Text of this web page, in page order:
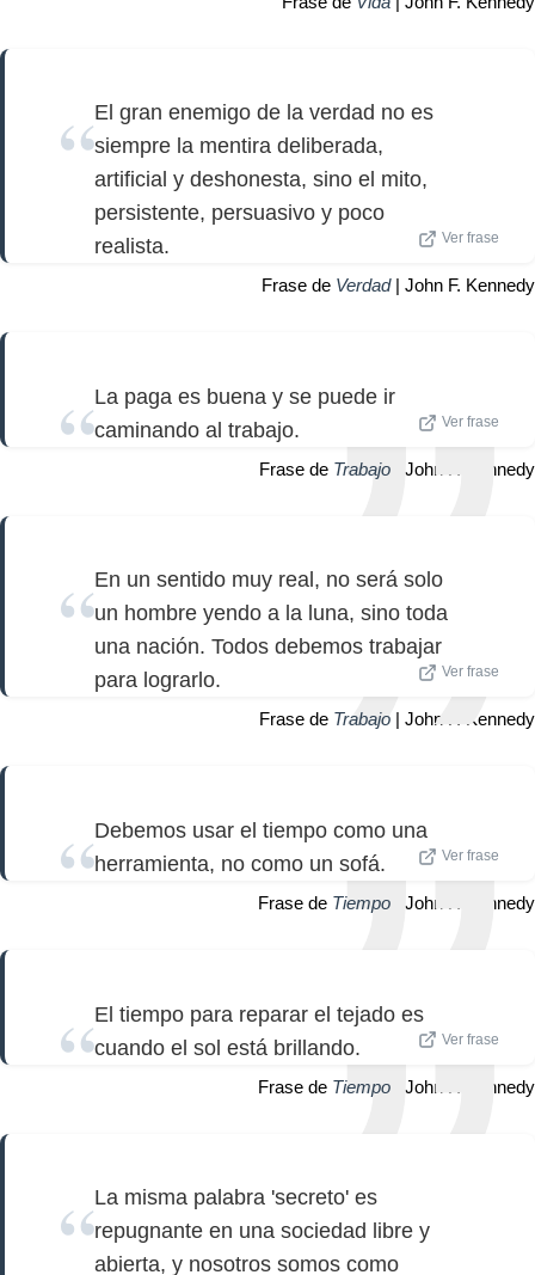
El gran enemigo de la verdad no es
siempre la mentira deliberada,
artificial y deshonesta, sino el mito,
persistente, persuasivo y poco
realista.
Ver frase
Frase de Verdad| John F. Kennedy
La paga es buena y se puede ir
caminando al trabajo.
Ver frase
Frase de Trabajo | John F. Kennedy
En un sentido muy real, no será solo
un hombre yendo a la luna, sino toda
una nación. Todos debemos trabajar
para lograrlo.
Ver frase
Frase de Trabajo | John F. Kennedy
Debemos usar el tiempo como una
herramienta, no como un sofá.
Ver frase
Frase de Tiempo | John F. Kennedy
El tiempo para reparar el tejado es
cuando el sol está brillando.
Ver frase
Frase de Tiempo | John F. Kennedy
La misma palabra 'secreto' es
repugnante en una sociedad libre y
abierta, y nosotros somos como